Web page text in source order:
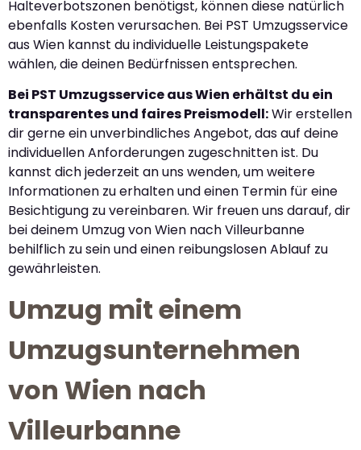
Halteverbotszonen benötigst, können diese natürlich
ebenfalls Kosten verursachen. Bei PST Umzugsservice
aus Wien kannst du individuelle Leistungspakete
wählen, die deinen Bedürfnissen entsprechen.
Bei PST Umzugsservice aus Wien erhältst du ein
transparentes und faires Preismodell:Wir erstellen
dir gerne ein unverbindliches Angebot, das auf deine
individuellen Anforderungen zugeschnitten ist. Du
kannst dich jederzeit an uns wenden, um weitere
Informationen zu erhalten und einen Termin für eine
Besichtigung zu vereinbaren. Wir freuen uns darauf, dir
bei deinem Umzug von Wien nach Villeurbanne
behilflich zu sein und einen reibungslosen Ablauf zu
gewährleisten.
Umzug mit einem
Umzugsunternehmen
von Wien nach
Villeurbanne